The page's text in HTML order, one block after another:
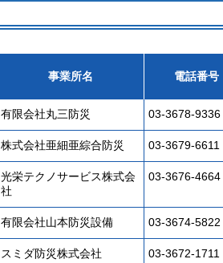
事業所名 電話番号
有限会社丸三防災 03-3678-9336
株式会社亜細亜綜合防災 03-3679-6611
光栄テクノサービス株式会
社
03-3676-4664
有限会社山本防災設備 03-3674-5822
スミダ防災株式会社 03-3672-1711